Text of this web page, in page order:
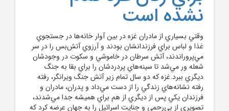
نشده است
وقتي بسياري از مادران غزه در بين آوار خانه‌ها در جستجوي
غذا و لباس براي فرزندانشان بودند و آرزوي آتش‌بس را در سر
مي‌پروراندند، آتش سرطان در خاموشي و سکوت در وجودشان
شعله ور مي‌شد تا سينه‌هاي پردردشان را براي بقا به جنگ
ديگري ببرد.غزه که دو سال تمام زير آتش جنگ ويرانگر، رفته
رفته نشانه‌هاي زندگي را از دست مي‌داد و پدران، مادران و
فرزندان يکي پس از ديگري از هم براي هميشه جدا مي‌شدند،
تصويري از بي‌رحمي و جنايت اسرائيل را به جهان عرضه کرد که